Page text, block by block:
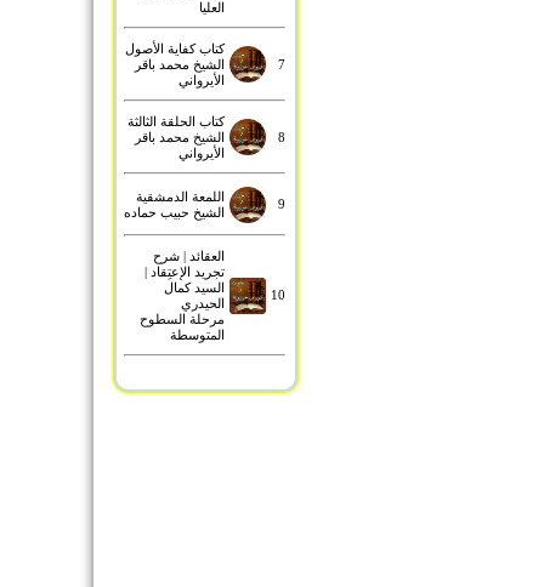
العليا
7
كتاب كفاية الأصول
الشيخ محمد باقر
الأيرواني
8
كتاب الحلقة الثالثة
الشيخ محمد باقر
الأيرواني
9
اللمعة الدمشقية
الشيخ حبيب حماده
10
العقائد | شرح
تجريد الإعتِقاد |
السيد كمال
الحيدري
مرحلة السطوح
المتوسطة